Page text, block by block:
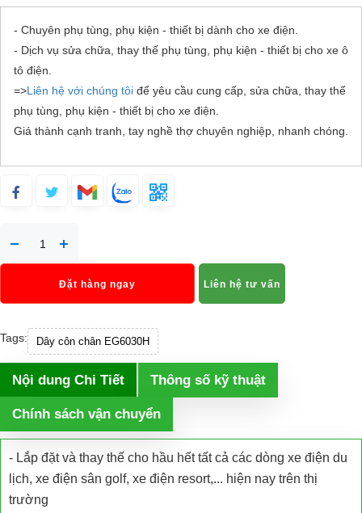
- Chuyên phụ tùng, phụ kiện - thiết bị dành cho xe điện.
- Dịch vụ sửa chữa, thay thế phụ tùng, phụ kiện - thiết bị cho xe ô
tô điện.
=>Liên hệ với chúng tôi để yêu cầu cung cấp, sửa chữa, thay thế
phụ tùng, phụ kiện - thiết bị cho xe điện.
Giá thành cạnh tranh, tay nghề thợ chuyên nghiệp, nhanh chóng.
Đặt hàng ngay Liên hệ tư vấn
Tags: Dây côn chân EG6030H
Nội dung Chi Tiết Thông số kỹ thuật
Chính sách vận chuyển
- Lắp đặt và thay thế cho hầu hết tất cả các dòng xe điện du
lịch, xe điện sân golf, xe điện resort,... hiện nay trên thị
trường